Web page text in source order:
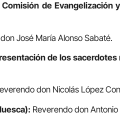
de Evangelización
José María Alonso Sabaté.
de los sacerdotes
don Nicolás López
Reverendo don